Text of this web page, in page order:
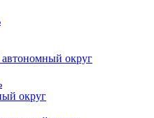
округ
округ